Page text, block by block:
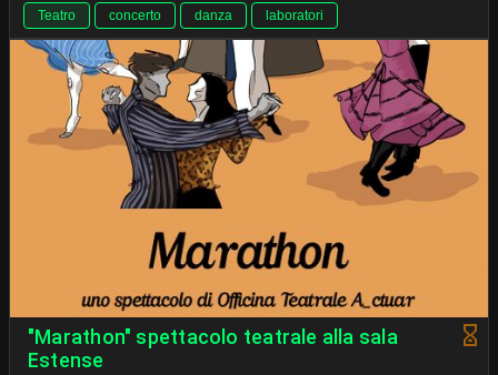
Teatro concerto danza laboratori
"Marathon" spettacolo teatrale alla sala
Estense